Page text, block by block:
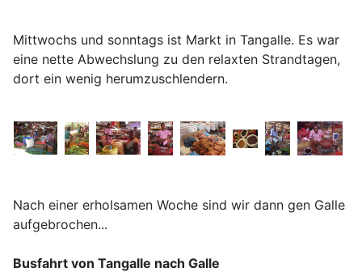
Mittwochs und sonntags ist Markt in Tangalle. Es war
eine nette Abwechslung zu den relaxten Strandtagen,
dort ein wenig herumzuschlendern.
Nach einer erholsamen Woche sind wir dann gen Galle
aufgebrochen...
Busfahrt von Tangalle nach Galle